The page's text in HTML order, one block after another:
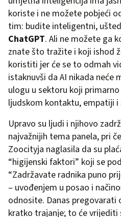
koriste i ne možete pobjeći
tim: budite inteligentni,
ChatGPT. Ali ne možete ga
znate što tražite i koji ishod
koristiti jer će se to odmah
istaknuvši da AI nikada
ulogu u sektoru koji
ljudskom kontaktu, empatiji
Upravo su ljudi i njihovo
najvažnijih tema panela, pri
Zoocityja naglasila da su
“higijenski faktori” koji se
“Zadržavate radnika puno
– uvođenjem u posao i
odnosite. Danas pregovarati
kratko trajanje; to će vrijediti